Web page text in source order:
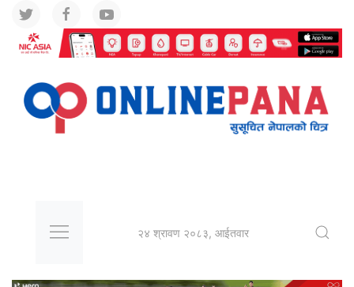
२४ श्रावण २०८३, आईतवार